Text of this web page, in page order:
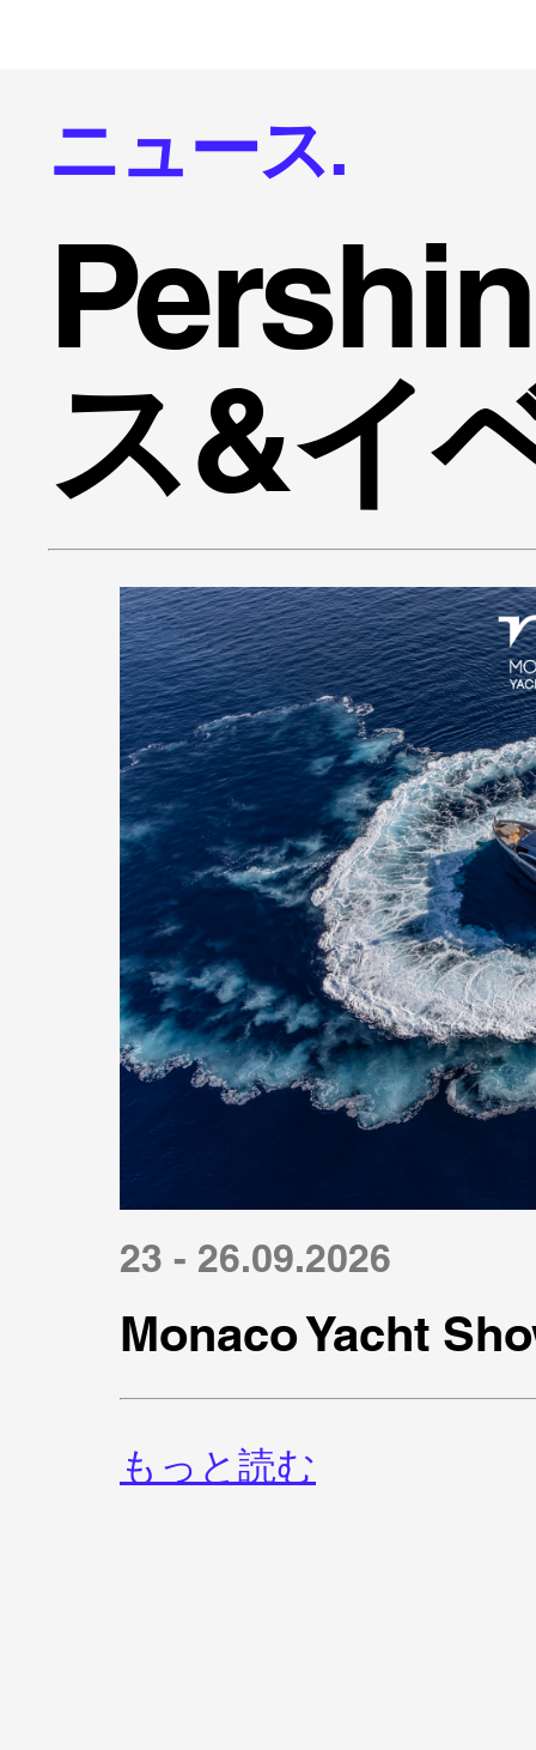
ニュース.
ス&イ
23 - 26.09.2026
Monaco Yacht
もっと読む